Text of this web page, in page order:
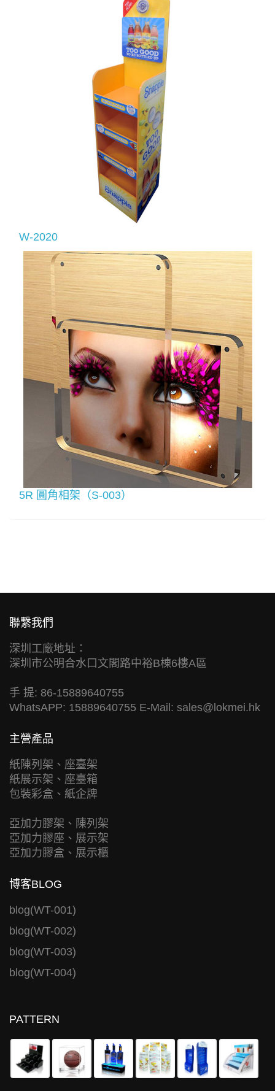
W-2020
5R 圓角相架（S-003）
聯繫我們
深圳工廠地址：
深圳市公明合水口文閣路中裕B棟6樓A區
手 提: 86-15889640755
WhatsAPP: 15889640755 E-Mail: sales@lokmei.hk
主營產品
紙陳列架、座臺架
紙展示架、座臺箱
包裝彩盒、紙企牌
亞加力膠架、陳列架
亞加力膠座、展示架
亞加力膠盒、展示櫃
博客BLOG
blog(WT-001)
blog(WT-002)
blog(WT-003)
blog(WT-004)
PATTERN